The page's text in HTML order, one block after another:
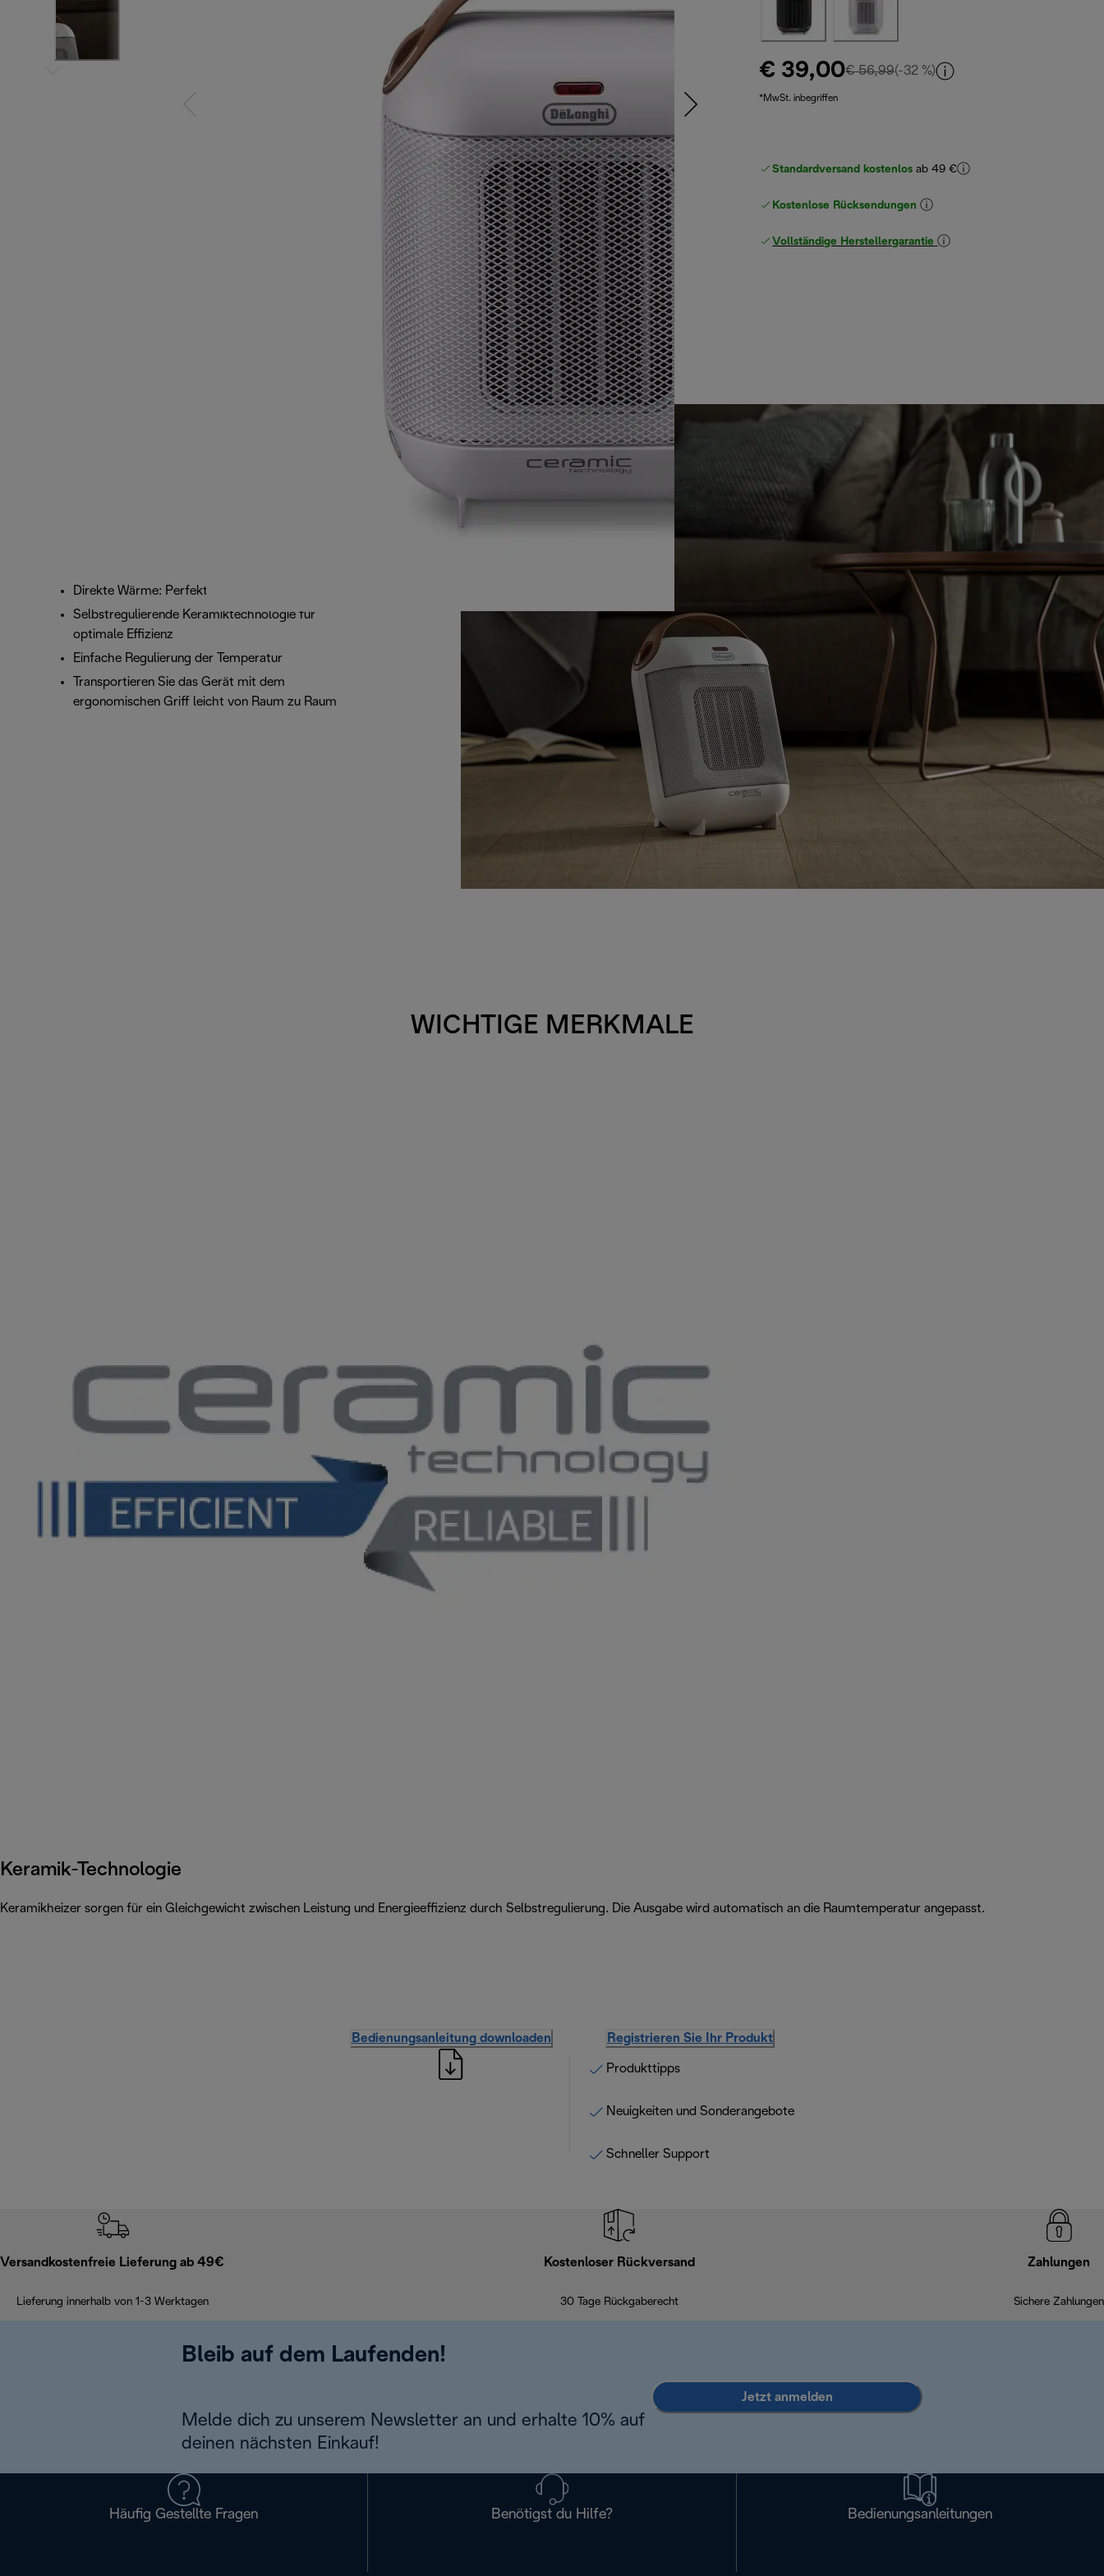
€ 39,00€ 56,99Originalpreis € 56,99
(-32 %)
*MwSt. inbegriffen
Standardversand kostenlos ab 49 €
Kostenlose Rücksendungen
Vollständige Herstellergarantie
Direkte Wärme: Perfekt als Zusatzheizung
Selbstregulierende Keramiktechnologie für
optimale Effizienz
Einfache Regulierung der Temperatur
Transportieren Sie das Gerät mit dem
ergonomischen Griff leicht von Raum zu Raum
WICHTIGE MERKMALE
Keramik-Technologie
Keramikheizer sorgen für ein Gleichgewicht zwischen Leistung und Energieeffizienz durch Selbstregulierung. Die Ausgabe wird automatisch an die Raumtemperatur angepasst.
Bedienungsanleitung downloaden Registrieren Sie Ihr Produkt
Produkttipps
Neuigkeiten und Sonderangebote
Schneller Support
Versandkostenfreie Lieferung ab 49€
Lieferung innerhalb von 1-3 Werktagen
Kostenloser Rückversand
30 Tage Rückgaberecht
Zahlungen
Sichere Zahlungen
Bleib auf dem Laufenden!
Melde dich zu unserem Newsletter an und erhalte 10% auf
deinen nächsten Einkauf!
Jetzt anmelden
Häufig Gestellte Fragen Benötigst du Hilfe? Bedienungsanleitungen